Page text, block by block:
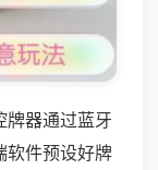
牌器通过蓝牙
软件预设好牌